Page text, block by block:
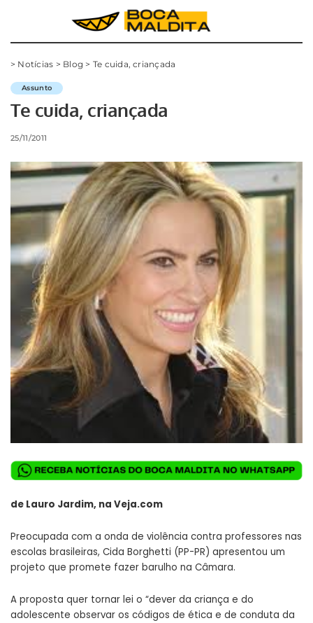
> Notícias > Blog > Te cuida, criançada
Assunto
Te cuida, criançada
25/11/2011
de Lauro Jardim, na Veja.com
Preocupada com a onda de violência contra professores nas
escolas brasileiras, Cida Borghetti (PP-PR) apresentou um
projeto que promete fazer barulho na Câmara.
A proposta quer tornar lei o “dever da criança e do
adolescente observar os códigos de ética e de conduta da